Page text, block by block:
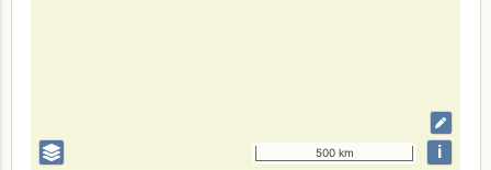
500 km i